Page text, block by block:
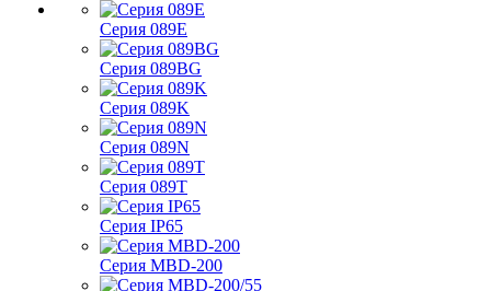
Серия 089E
Серия 089BG
Серия 089K
Серия 089N
Серия 089T
Серия IP65
Серия MBD-200